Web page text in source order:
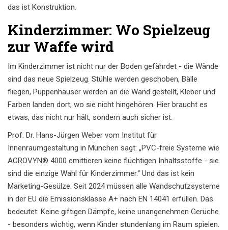
das ist Konstruktion.
Kinderzimmer: Wo Spielzeug
zur Waffe wird
Im Kinderzimmer ist nicht nur der Boden gefährdet - die Wände
sind das neue Spielzeug. Stühle werden geschoben, Bälle
fliegen, Puppenhäuser werden an die Wand gestellt, Kleber und
Farben landen dort, wo sie nicht hingehören. Hier braucht es
etwas, das nicht nur hält, sondern auch sicher ist.
Prof. Dr. Hans-Jürgen Weber vom Institut für
Innenraumgestaltung in München sagt: „PVC-freie Systeme wie
ACROVYN® 4000 emittieren keine flüchtigen Inhaltsstoffe - sie
sind die einzige Wahl für Kinderzimmer.“ Und das ist kein
Marketing-Gesülze. Seit 2024 müssen alle Wandschutzsysteme
in der EU die Emissionsklasse A+ nach EN 14041 erfüllen. Das
bedeutet: Keine giftigen Dämpfe, keine unangenehmen Gerüche
- besonders wichtig, wenn Kinder stundenlang im Raum spielen.